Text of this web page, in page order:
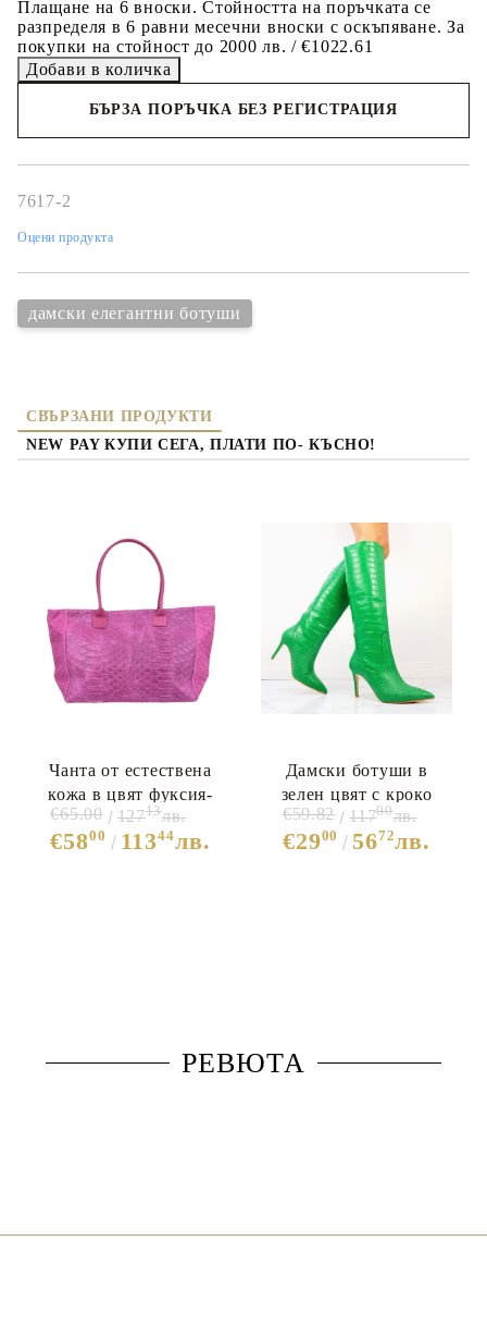
Плащане на 6 вноски. Стойността на поръчката се
разпределя в 6 равни месечни вноски с оскъпяване. За
покупки на стойност до 2000 лв. / €1022.61
БЪРЗА ПОРЪЧКА БЕЗ РЕГИСТРАЦИЯ
Съгласен съм сполитиката за личните данни
7617-2
Оцени продукта
дамски елегантни ботуши
СВЪРЗАНИ ПРОДУКТИ
NEW PAY КУПИ СЕГА, ПЛАТИ ПО- КЪСНО!
Чанта от естествена
кожа в цвят фуксия-
Frea Fuchsia 11619
€5800 11344лв.
€65.00 12713лв.
Дамски ботуши в
зелен цвят с кроко
принт- Larisa Green
€2900 5672лв.
€59.82 11700лв.
РЕВЮТА